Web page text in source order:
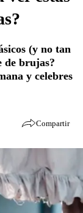
(y no tan
de brujas?
y celebres
Compartir